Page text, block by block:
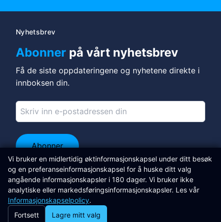
Nyhetsbrev
Abonner på vårt nyhetsbrev
Få de siste oppdateringene og nyhetene direkte i
innboksen din.
Abonner
Koble deg til på LinkedIn
Libertas Software Research Ltd
Adrian Sweeney
Vi bruker en midlertidig øktinformasjonskapsel under ditt besøk
og en preferanseinformasjonskapsel for å huske ditt valg
angående informasjonskapsler i 180 dager. Vi bruker ikke
analytiske eller markedsføringsinformasjonskapsler. Les vår
Informasjonskapselpolicy.
Fortsett
Lagre mitt valg